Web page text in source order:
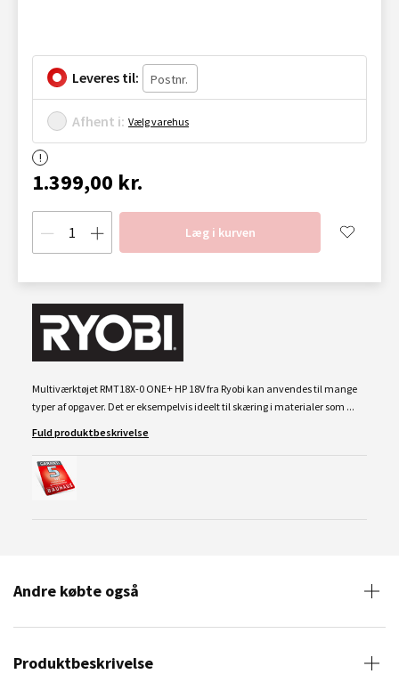
Leveres til:
Afhent i: Vælg varehus
1.399,00 kr.
Læg i kurven
Multiværktøjet RMT18X-0 ONE+ HP 18V fra Ryobi kan anvendes til mange
typer af opgaver. Det er eksempelvis ideelt til skæring i materialer som ...
Fuld produktbeskrivelse
Andre købte også
Produktbeskrivelse